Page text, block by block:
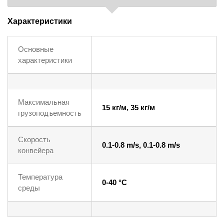
Характеристики
Основные
характеристики
Максимальная
грузоподъемность
15 кг/м, 35 кг/м
Скорость
конвейера
0.1-0.8 m/s, 0.1-0.8 m/s
Температура
среды
0-40 °C